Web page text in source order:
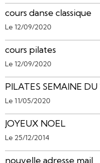
cours danse classique
Le 12/09/2020
cours pilates
Le 12/09/2020
PILATES SEMAINE DU
Le 11/05/2020
JOYEUX NOEL
Le 25/12/2014
nouvelle adresse mail